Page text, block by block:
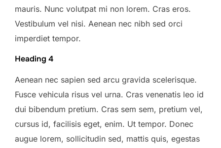
mauris. Nunc volutpat mi non lorem. Cras eros.
Vestibulum vel nisi. Aenean nec nibh sed orci
imperdiet tempor.
Heading 4
Aenean nec sapien sed arcu gravida scelerisque.
Fusce vehicula risus vel urna. Cras venenatis leo id
dui bibendum pretium. Cras sem sem, pretium vel,
cursus id, facilisis eget, enim. Ut tempor. Donec
augue lorem, sollicitudin sed, mattis quis, egestas